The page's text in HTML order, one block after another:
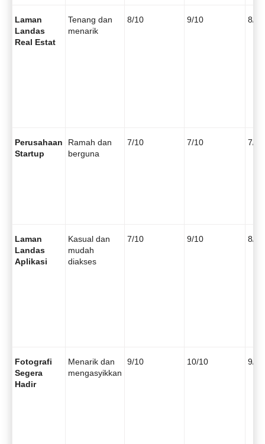
Laman
Landas
Real Estat
Tenang dan
menarik
8/10 9/10 8/10
Perusahaan
Startup
Ramah dan
berguna
7/10 7/10 7/10
Laman
Landas
Aplikasi
Kasual dan
mudah
diakses
7/10 9/10 8/10
Fotografi
Segera
Hadir
Menarik dan
mengasyikkan
9/10 10/10 9/10